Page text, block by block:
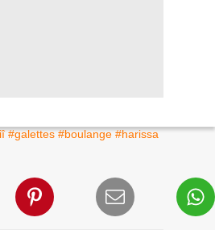
#galettes #boulange #harissa